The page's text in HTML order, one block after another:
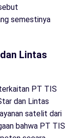
semestinya
Lintas
PT TIS
dan Lintas
satelit dari
bahwa PT TIS